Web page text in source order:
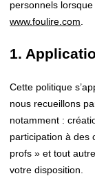
personnels
www.foulire.com
1.
Cette politique
nous recueillons
notamment :
participation à des
profs » et tout
votre disposition.